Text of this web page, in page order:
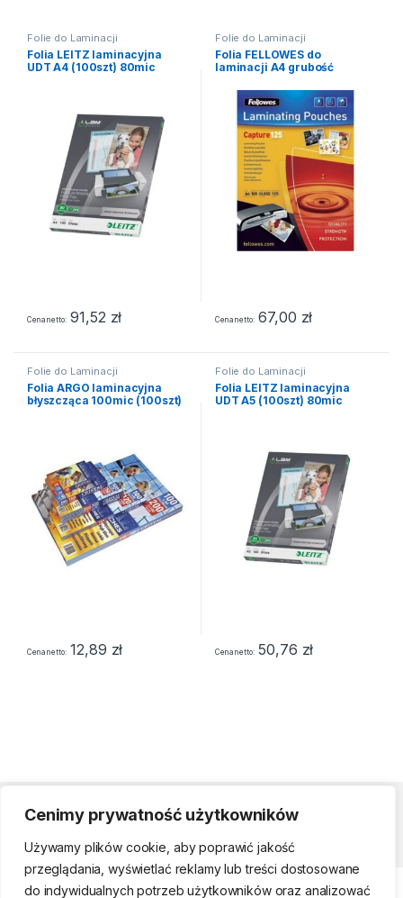
Cenimy prywatność użytkowników
Używamy plików cookie, aby poprawić jakość
przeglądania, wyświetlać reklamy lub treści dostosowane
do indywidualnych potrzeb użytkowników oraz analizować
Folie do Laminacji
Folia LEITZ laminacyjna
UDT A4 (100szt) 80mic
Cena netto 91,52 zł
Folie do Laminacji
Folia FELLOWES do
laminacji A4 grubość
Cena netto 67,00 zł
Folie do Laminacji
Folia ARGO laminacyjna
błyszcząca 100mic (100szt)
Cena netto 12,89 zł
Folie do Laminacji
Folia LEITZ laminacyjna
UDT A5 (100szt) 80mic
Cena netto 50,76 zł
Strefa klienta